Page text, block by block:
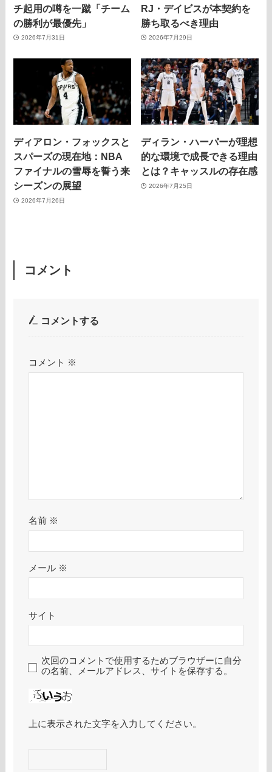
チ起用の噂を一蹴「チーム
の勝利が最優先」
2026年7月31日
RJ・デイビスが本契約を
勝ち取るべき理由
2026年7月29日
ディアロン・フォックスと
スパーズの現在地：NBA
ファイナルの雪辱を誓う来
シーズンの展望
2026年7月26日
ディラン・ハーパーが理想
的な環境で成長できる理由
とは？キャッスルの存在感
2026年7月25日
コメント
コメントする
コメント ※
名前 ※
メール ※
サイト
次回のコメントで使用するためブラウザーに自分
の名前、メールアドレス、サイトを保存する。
上に表示された文字を入力してください。